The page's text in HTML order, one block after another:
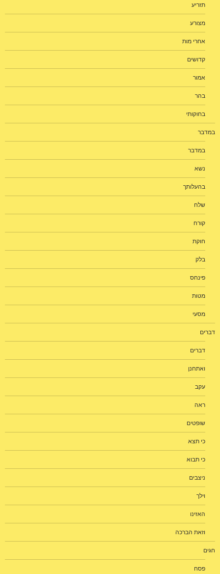
תזריע
מצורע
אחרי מות
קדושים
אמור
בהר
בחוקותי
במדבר
במדבר
נשא
בהעלותך
שלח
קורח
חוקת
בלק
פינחס
מטות
מסעי
דברים
דברים
ואתחנן
עקב
ראה
שופטים
כי תצא
כי תבוא
ניצבים
וילך
האזינו
וזאת הברכה
חגים
פסח